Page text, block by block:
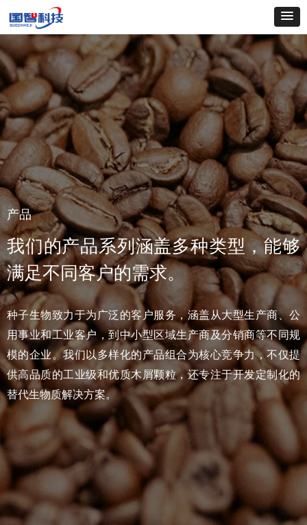
产品
我们的产品系列涵盖多种类型，能够
满足不同客户的需求。
种子生物致力于为广泛的客户服务，涵盖从大型生产商、公
用事业和工业客户，到中小型区域生产商及分销商等不同规
模的企业。我们以多样化的产品组合为核心竞争力，不仅提
供高品质的工业级和优质木屑颗粒，还专注于开发定制化的
替代生物质解决方案。